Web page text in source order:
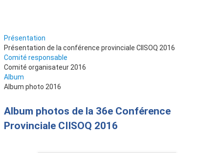
Présentation
Présentation de la conférence provinciale CIISOQ 2016
Comité responsable
Comité organisateur 2016
Album
Album photo 2016
Album photos de la 36e Conférence
Provinciale CIISOQ 2016